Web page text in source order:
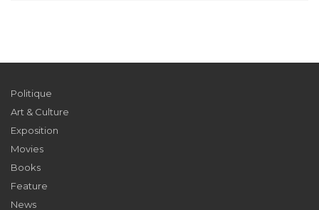
Politique
Art & Culture
Exposition
Movies
Books
Feature
News